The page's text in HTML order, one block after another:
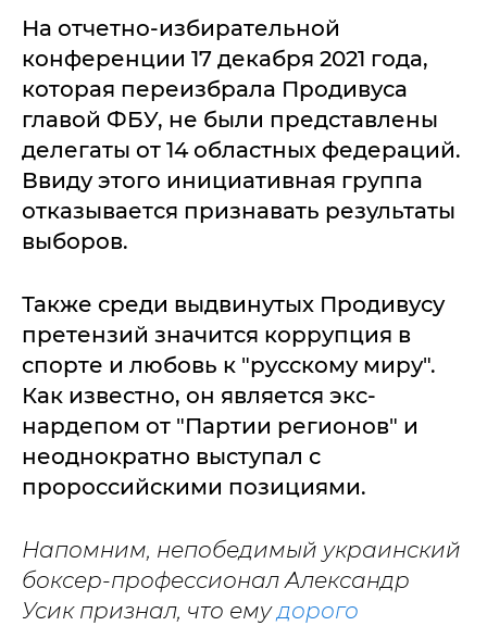
На отчетно-избирательной
конференции 17 декабря 2021 года,
которая переизбрала Продивуса
главой ФБУ, не были представлены
делегаты от 14 областных федераций.
Ввиду этого инициативная группа
отказывается признавать результаты
выборов.
Также среди выдвинутых Продивусу
претензий значится коррупция в
спорте и любовь к "русскому миру".
Как известно, он является экс-
нардепом от "Партии регионов" и
неоднократно выступал с
пророссийскими позициями.
Напомним, непобедимый украинский
боксер-профессионал Александр
Усик признал, что емудорого